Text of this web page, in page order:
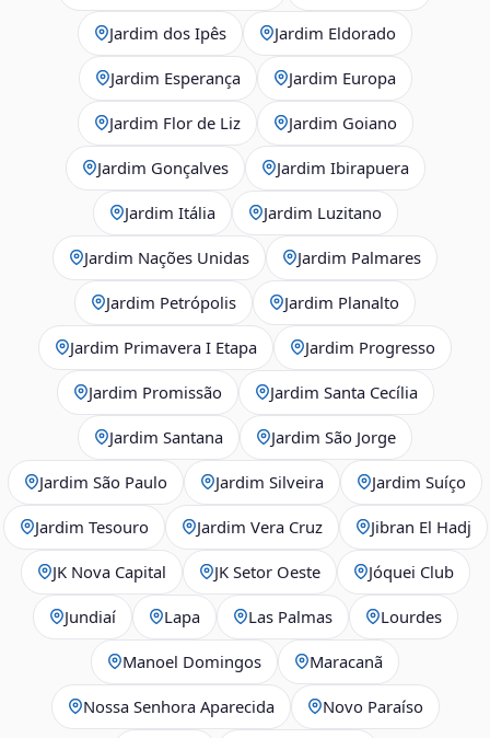
Jardim dos Ipês Jardim Eldorado
Jardim Esperança Jardim Europa
Jardim Flor de Liz Jardim Goiano
Jardim Gonçalves Jardim Ibirapuera
Jardim Itália Jardim Luzitano
Jardim Nações Unidas Jardim Palmares
Jardim Petrópolis Jardim Planalto
Jardim Primavera I Etapa Jardim Progresso
Jardim Promissão Jardim Santa Cecília
Jardim Santana Jardim São Jorge
Jardim São Paulo Jardim Silveira Jardim Suíço
Jardim Tesouro Jardim Vera Cruz Jibran El Hadj
JK Nova Capital JK Setor Oeste Jóquei Club
Jundiaí Lapa Las Palmas Lourdes
Manoel Domingos Maracanã
Nossa Senhora Aparecida Novo Paraíso